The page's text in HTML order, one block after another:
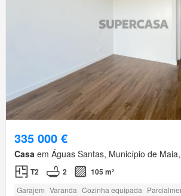
335 000 €
Casa em Águas Santas, Município de
T2 2 105 m²
Garajem Varanda Cozinha equipada